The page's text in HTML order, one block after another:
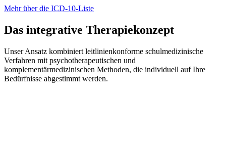
Mehr über die ICD-10-Liste
Das integrative Therapiekonzept
Unser Ansatz kombiniert leitlinienkonforme schulmedizinische
Verfahren mit psychotherapeutischen und
komplementärmedizinischen Methoden, die individuell auf Ihre
Bedürfnisse abgestimmt werden.